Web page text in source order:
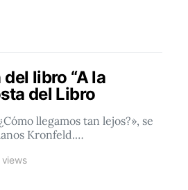
libro “A la
del Libro
llegamos tan lejos?», se
Kronfeld.…
views